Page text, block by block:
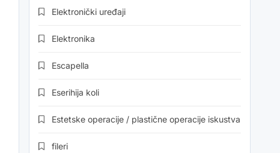
Elektronički uređaji
Elektronika
Escapella
Eserihija koli
Estetske operacije / plastične operacije iskustva
fileri